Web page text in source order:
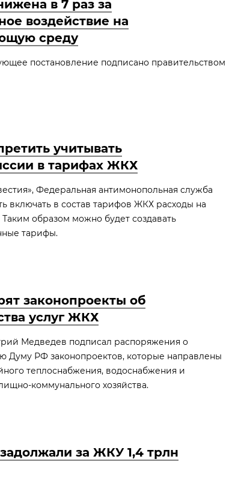
в 7 раз за
воздействие на
среду
постановление подписано правительством
учитывать
в тарифах ЖКХ
Федеральная антимонопольная служба
включать в состав тарифов ЖКХ расходы на
образом можно будет создавать
тарифы.
законопроекты об
услуг ЖКХ
Медведев подписал распоряжения о
Думу РФ законопроектов, которые направлены
теплоснабжения, водоснабжения и
коммунального хозяйства.
за ЖКУ 1,4 трлн